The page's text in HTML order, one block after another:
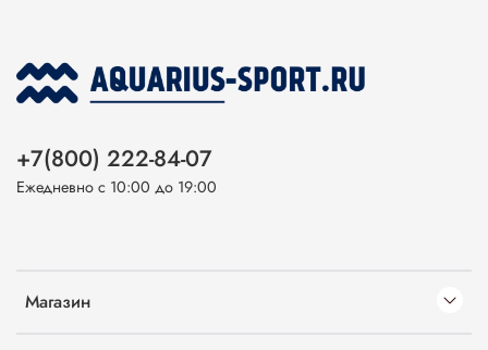
Магазин
+7(800) 222-84-07
Ежедневно с 10:00 до 19:00